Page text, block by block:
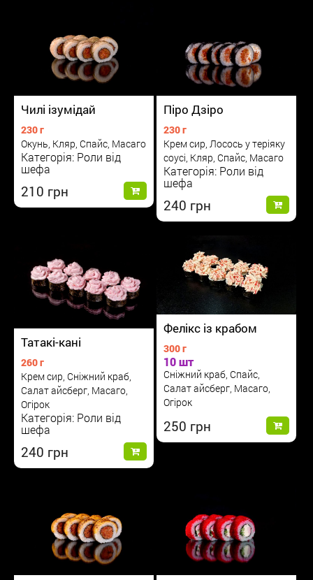
Чилі ізумідай
230 г
Окунь, Кляр, Спайс, Масаго
Категорія: Роли від
шефа
210
Піро Дзіро
230 г
Крем сир, Лосось у теріяку
соусі, Кляр, Спайс, Масаго
Категорія: Роли від
шефа
240
Татакі-кані
260 г
Крем сир, Сніжний краб,
Салат айсберг, Масаго,
Огірок
Категорія: Роли від
шефа
240
Фелікс із крабом
300 г
10 шт
Сніжний краб, Спайс,
Салат айсберг, Масаго,
Огірок
250